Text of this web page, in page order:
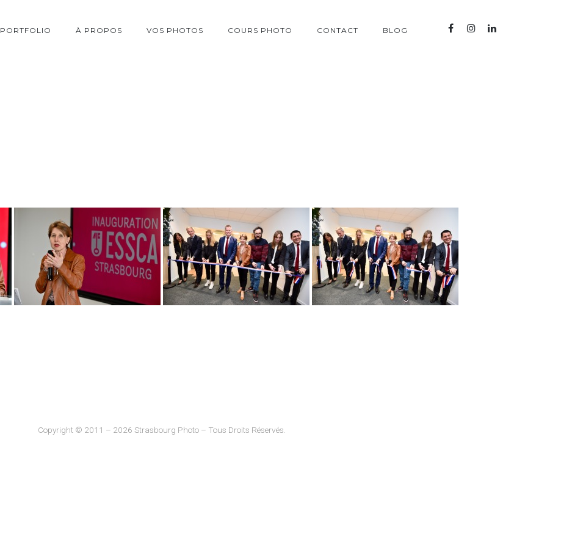
PORTFOLIO À PROPOS VOS PHOTOS COURS PHOTO CONTACT BLOG
Copyright © 2011 – 2026 Strasbourg Photo – Tous Droits Réservés.